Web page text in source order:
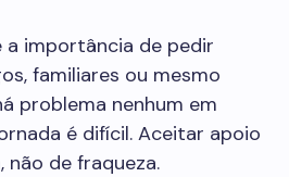
a importância de pedir
familiares ou mesmo
problema nenhum em
é difícil. Aceitar apoio
não de fraqueza.